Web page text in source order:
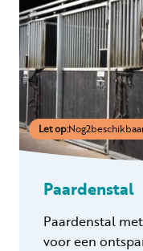
Let op:Nog2
Paardenstal
Paardenstal
voor een